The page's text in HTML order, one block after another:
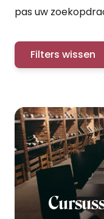
pas uw
Filters wissen